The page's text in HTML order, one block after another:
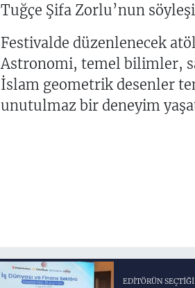
Tuğçe Şifa Zorlu’nun
Festivalde düzenlenecek
Astronomi, temel bilimler,
İslam geometrik desenler
unutulmaz bir deneyim
EDITÖRÜN SEÇTIĞI